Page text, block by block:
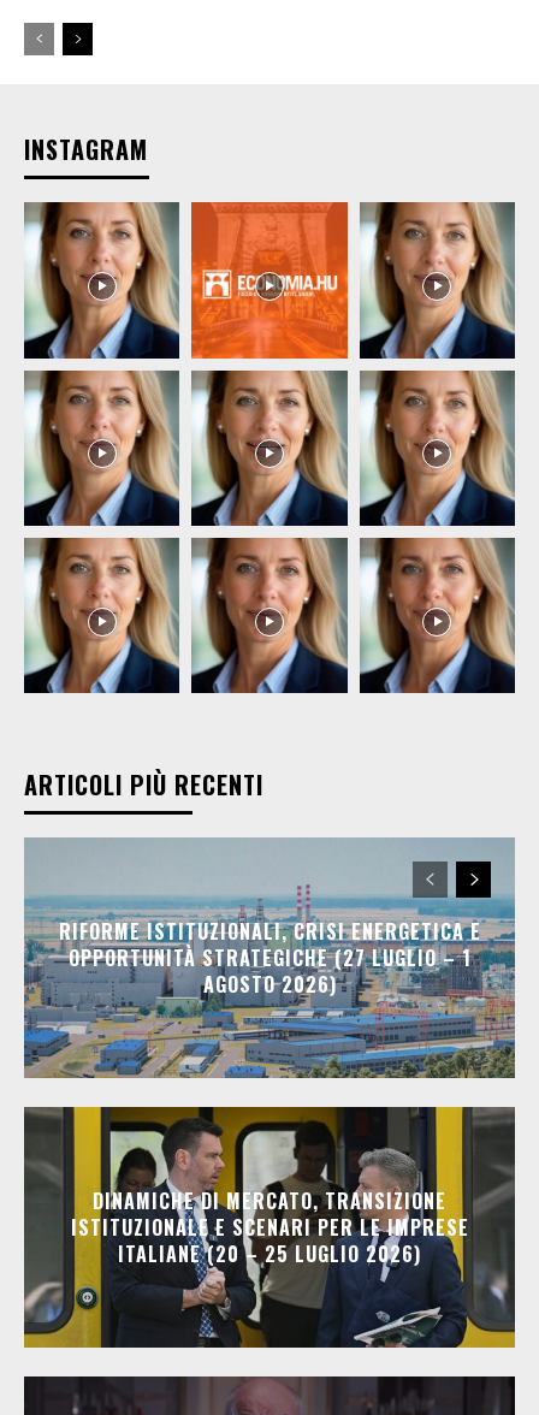
INSTAGRAM
ARTICOLI PIÙ RECENTI
RIFORME ISTITUZIONALI, CRISI ENERGETICA E
OPPORTUNITÀ STRATEGICHE (27 LUGLIO – 1
AGOSTO 2026)
DINAMICHE DI MERCATO, TRANSIZIONE
ISTITUZIONALE E SCENARI PER LE IMPRESE
ITALIANE (20 – 25 LUGLIO 2026)